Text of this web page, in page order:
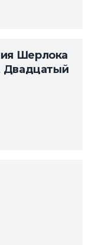
Шерлока
Двадцатый